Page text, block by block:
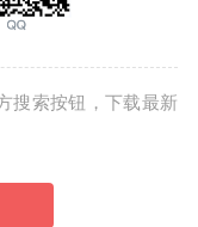
搜索按钮，下载最新